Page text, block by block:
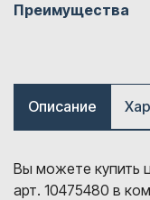
Преимущества
Описание
Вы можете купить
арт. 10475480 в